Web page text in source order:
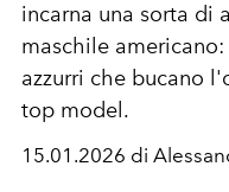
incarna una sorta di
maschile
azzurri che bucano
top model.
15.01.2026 di